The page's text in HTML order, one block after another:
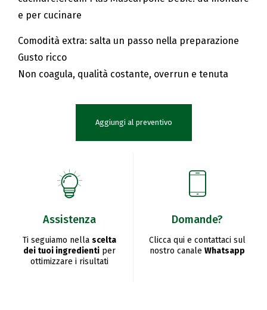
e per cucinare
Comodità extra: salta un passo nella preparazione
Gusto ricco
Non coagula, qualità costante, overrun e tenuta
Aggiungi al preventivo
Assistenza
Ti seguiamo nella scelta
dei tuoi ingredienti per
ottimizzare i risultati
Domande?
Clicca qui e contattaci sul
nostro canale Whatsapp